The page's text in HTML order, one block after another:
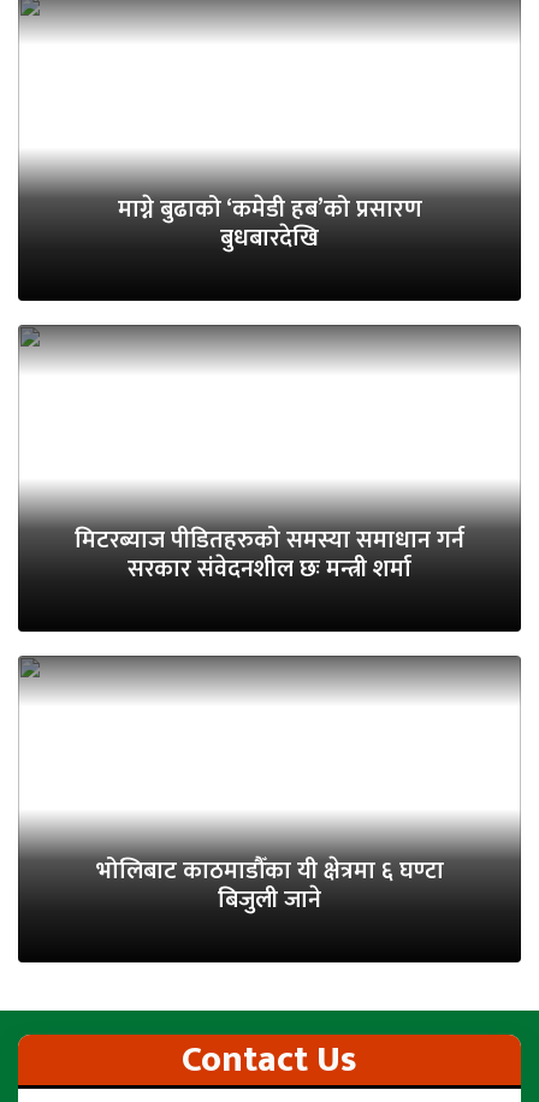
माग्ने बुढाको ‘कमेडी हब’को प्रसारण
बुधबारदेखि
मिटरब्याज पीडितहरुको समस्या समाधान गर्न
सरकार संवेदनशील छः मन्त्री शर्मा
भोलिबाट काठमाडौँका यी क्षेत्रमा ६ घण्टा
बिजुली जाने
Contact Us